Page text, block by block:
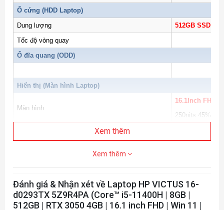
Ổ cứng (HDD Laptop)
Dung lượng
512GB SSD
Tốc độ vòng quay
Ổ đĩa quang (ODD)
Hiển thị (Màn hình Laptop)
Màn hình
16.1Inch FHD
250nits
Kết nối (Network)
Wireless
Intel ® Wi-Fi
Xem thêm
Xem thêm
Đánh giá & Nhận xét về Laptop HP VICTUS 16-
d0293TX 5Z9R4PA (Core™ i5-11400H | 8GB |
512GB | RTX 3050 4GB | 16.1 inch FHD | Win 11 |